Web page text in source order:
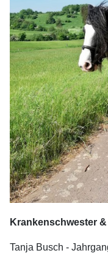
Krankenschwester
Tanja Busch -